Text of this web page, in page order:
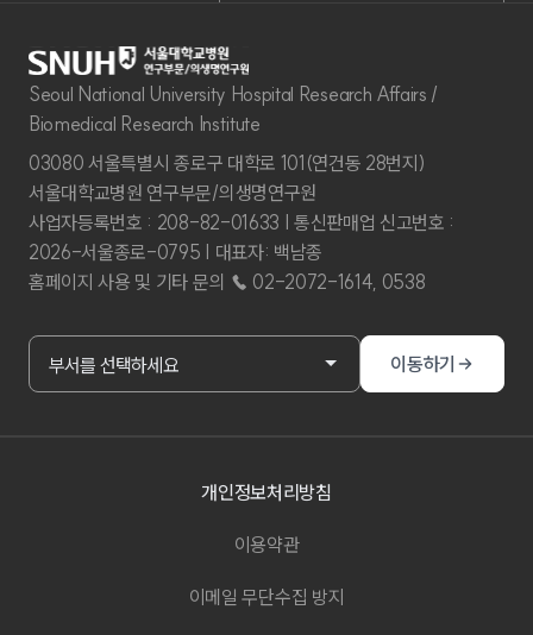
Seoul National University Hospital Research Affairs /
Biomedical Research Institute
03080 서울특별시 종로구 대학로 101(연건동 28번지)
서울대학교병원 연구부문/의생명연구원
사업자등록번호 : 208-82-01633 | 통신판매업 신고번호 :
2026-서울종로-0795 | 대표자: 백남종
홈페이지 사용 및 기타 문의 ☎ 02-2072-1614, 0538
부서홈페이지 바로가기
부서를 선택하세요 이동하기
개인정보처리방침
이용약관
이메일 무단수집 방지